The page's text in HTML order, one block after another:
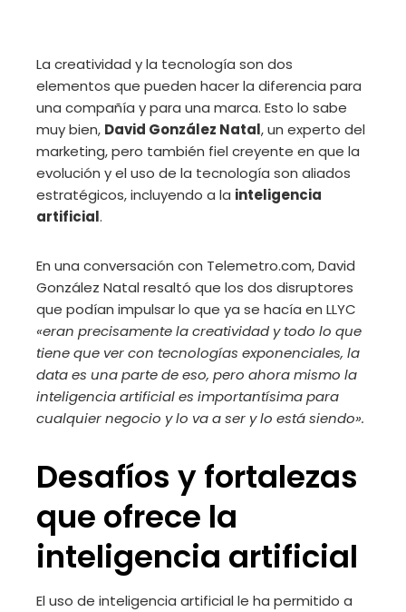
La creatividad y la tecnología son dos
elementos que pueden hacer la diferencia para
una compañía y para una marca. Esto lo sabe
muy bien, David González Natal, un experto del
marketing, pero también fiel creyente en que la
evolución y el uso de la tecnología son aliados
estratégicos, incluyendo a la inteligencia
artificial.
En una conversación con Telemetro.com, David
González Natal resaltó que los dos disruptores
que podían impulsar lo que ya se hacía en LLYC
«eran precisamente la creatividad y todo lo que
tiene que ver con tecnologías exponenciales, la
data es una parte de eso, pero ahora mismo la
inteligencia artificial es importantísima para
cualquier negocio y lo va a ser y lo está siendo».
Desafíos y fortalezas
que ofrece la
inteligencia artificial
El uso de inteligencia artificial le ha permitido a